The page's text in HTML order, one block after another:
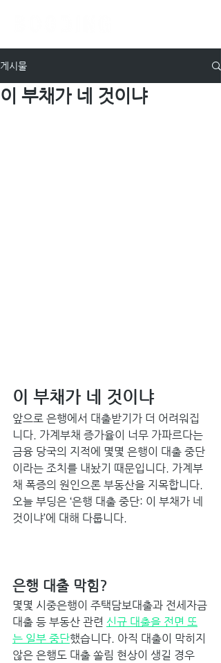
게시물
이 부채가 네 것이냐
이 부채가 네 것이냐
앞으로 은행에서 대출받기가 더 어려워집
니다. 가계부채 증가율이 너무 가파르다는
금융 당국의 지적에 몇몇 은행이 대출 중단
이라는 조치를 내놨기 때문입니다. 가계부
채 폭증의 원인으론 부동산을 지목합니다.
오늘 부딩은 ‘은행 대출 중단: 이 부채가 네
것이냐’에 대해 다룹니다.
은행 대출 막힘?
몇몇 시중은행이 주택담보대출과 전세자금
대출 등 부동산 관련 신규 대출을 전면 또
는 일부 중단했습니다. 아직 대출이 막히지
않은 은행도 대출 쏠림 현상이 생길 경우